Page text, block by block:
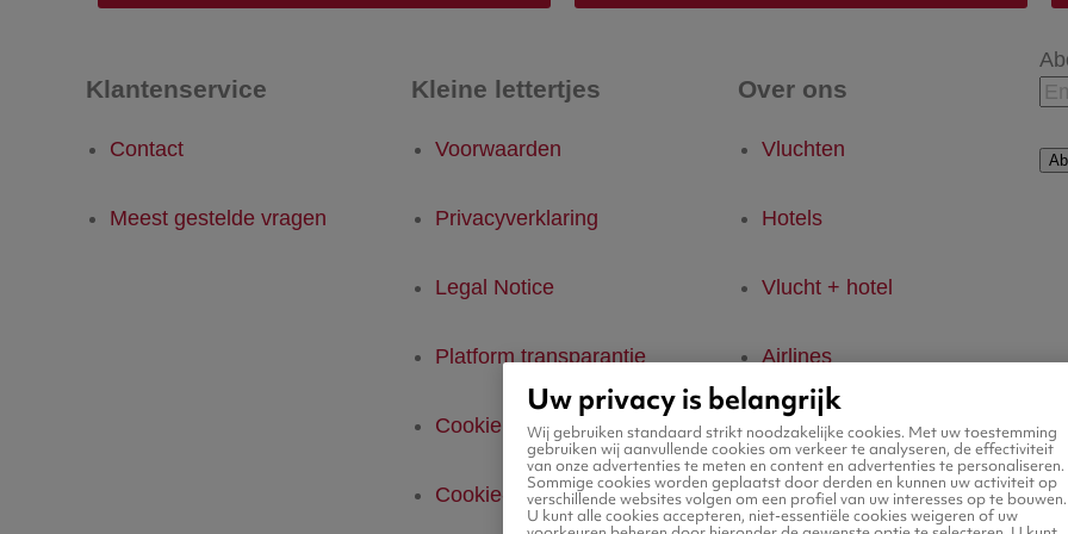
Klantenservice
Contact
Meest gestelde vragen
Kleine lettertjes
Voorwaarden
Privacyverklaring
Legal Notice
Platform transparantie
Cookiebeleid
Cookie-instellingen
Over ons
Vluchten
Hotels
Vlucht + hotel
Airlines
Uw privacy is belangrijk
Wij gebruiken standaard strikt noodzakelijke cookies. Met uw toestemming
gebruiken wij aanvullende cookies om verkeer te analyseren, de effectiviteit
van onze advertenties te meten en content en advertenties te personaliseren.
Sommige cookies worden geplaatst door derden en kunnen uw activiteit op
verschillende websites volgen om een profiel van uw interesses op te bouwen.
U kunt alle cookies accepteren, niet-essentiële cookies weigeren of uw